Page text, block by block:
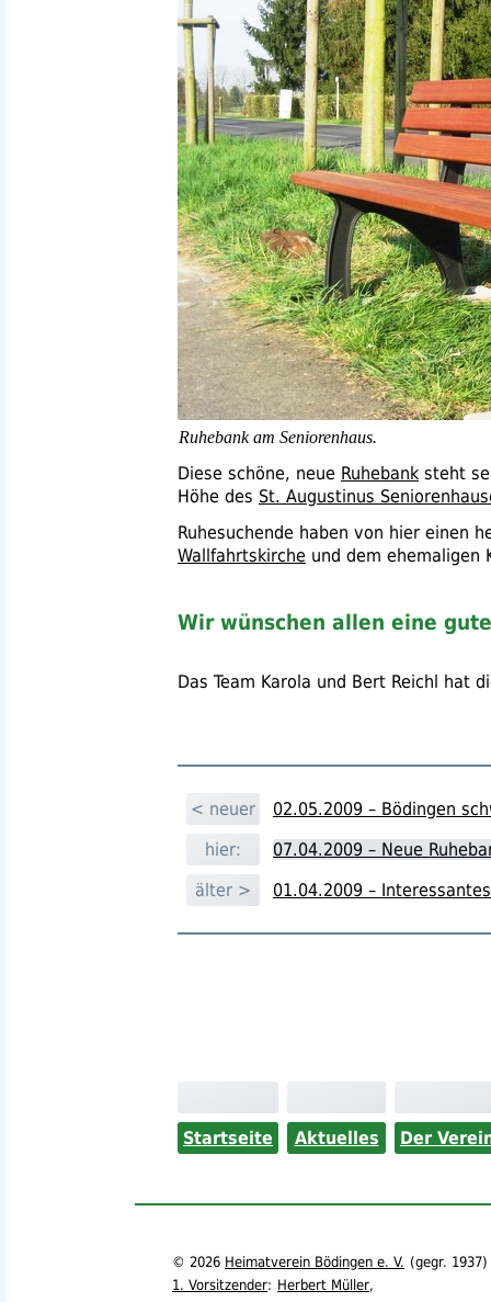
Ruhebank am Seniorenhaus.
Diese schöne, neue Ruhebank steht
Höhe des St. Augustinus
Ruhesuchende haben von hier einen
Wallfahrtskirche und dem ehemaligen
Wir wünschen allen eine
Das Team Karola und Bert Reichl hat
< neuer
02.05.2009 – Bödingen
hier:
07.04.2009 – Neue
älter >
01.04.2009 –
Startseite Aktuelles Der
© 2026 Heimatverein Bödingen e. V. (gegr. 1937)
1. Vorsitzender: Herbert Müller,